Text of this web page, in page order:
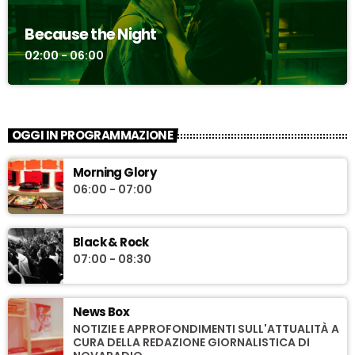
Because the Night
02:00 - 06:00
OGGI IN PROGRAMMAZIONE
Morning Glory
06:00 - 07:00
Black & Rock
07:00 - 08:30
News Box
NOTIZIE E APPROFONDIMENTI SULL'ATTUALITÀ A
CURA DELLA REDAZIONE GIORNALISTICA DI